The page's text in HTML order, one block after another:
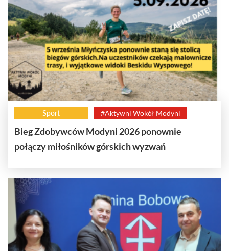
Sport #Aktywni Wokół Modyni
Bieg Zdobywców Modyni 2026 ponownie
połączy miłośników górskich wyzwań